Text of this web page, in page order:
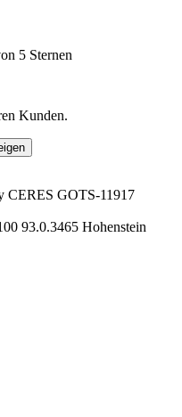
5 Sternen
Kunden.
GOTS-11917
93.0.3465 Hohenstein